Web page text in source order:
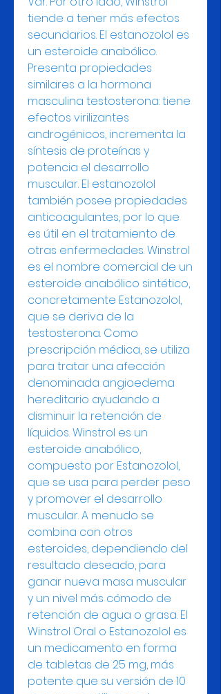
tiende a tener más efectos
secundarios. El estanozolol es
un esteroide anabólico.
Presenta propiedades
similares a la hormona
masculina testosterona: tiene
efectos virilizantes
androgénicos, incrementa la
síntesis de proteínas y
potencia el desarrollo
muscular. El estanozolol
también posee propiedades
anticoagulantes, por lo que
es útil en el tratamiento de
otras enfermedades. Winstrol
es el nombre comercial de un
esteroide anabólico sintético,
concretamente Estanozolol,
que se deriva de la
testosterona. Como
prescripción médica, se utiliza
para tratar una afección
denominada angioedema
hereditario ayudando a
disminuir la retención de
líquidos. Winstrol es un
esteroide anabólico,
compuesto por Estanozolol,
que se usa para perder peso
y promover el desarrollo
muscular. A menudo se
combina con otros
esteroides, dependiendo del
resultado deseado, para
ganar nueva masa muscular
y un nivel más cómodo de
retención de agua o grasa. El
Winstrol Oral o Estanozolol es
un medicamento en forma
de tabletas de 25 mg, más
potente que su versión de 10